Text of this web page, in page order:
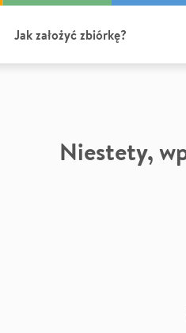
Jak założyć zbiórkę?
Niestety,